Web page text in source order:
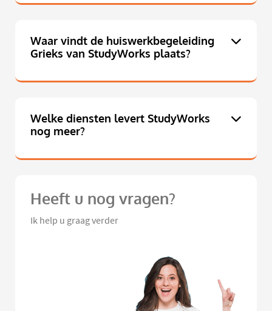
Waar vindt de huiswerkbegeleiding
Grieks van StudyWorks plaats?
Welke diensten levert StudyWorks
nog meer?
Heeft u nog vragen?
Ik help u graag verder